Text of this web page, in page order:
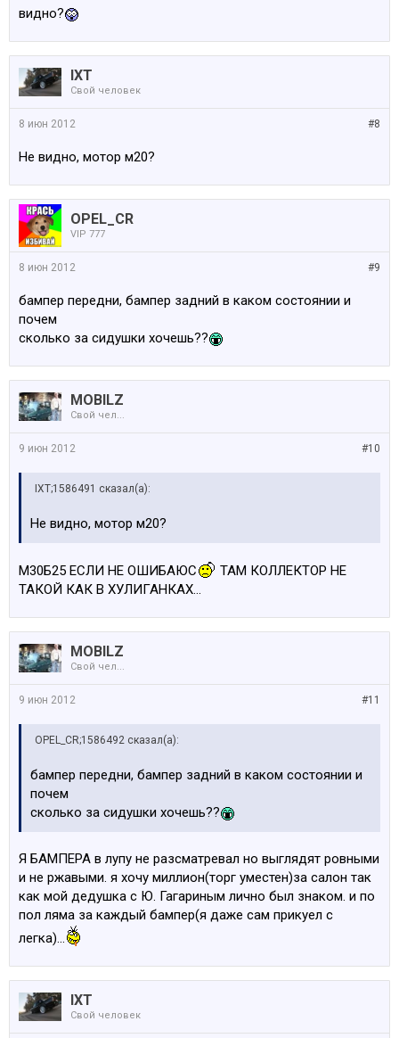
видно?
IXT
Свой человек
#8
8 июн 2012
Не видно, мотор м20?
OPEL_CR
VIP 777
#9
8 июн 2012
бампер передни, бампер задний в каком состоянии и
почем
сколько за сидушки хочешь??
MOBILZ
Свой чел...
#10
9 июн 2012
IXT;1586491 сказал(а):
Не видно, мотор м20?
М30Б25 ЕСЛИ НЕ ОШИБАЮС
ТАМ КОЛЛЕКТОР НЕ
ТАКОЙ КАК В ХУЛИГАНКАХ...
MOBILZ
Свой чел...
#11
9 июн 2012
OPEL_CR;1586492 сказал(а):
бампер передни, бампер задний в каком состоянии и
почем
сколько за сидушки хочешь??
Я БАМПЕРА в лупу не разсматревал но выглядят ровными
и не ржавыми. я хочу миллион(торг уместен)за салон так
как мой дедушка с Ю. Гагариным лично был знаком. и по
пол ляма за каждый бампер(я даже сам прикуел с
легка)...
IXT
Свой человек